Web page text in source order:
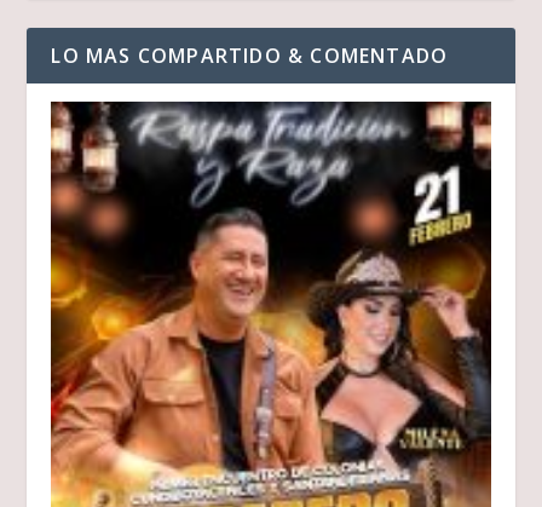
LO MAS COMPARTIDO & COMENTADO